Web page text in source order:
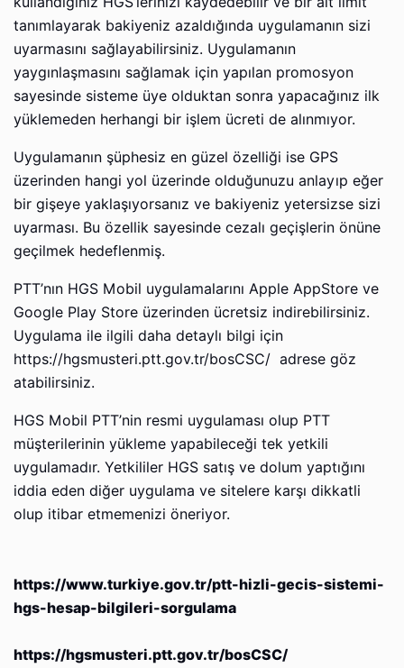
tanımlayarak bakiyeniz azaldığında uygulamanın sizi
uyarmasını sağlayabilirsiniz. Uygulamanın
yaygınlaşmasını sağlamak için yapılan promosyon
sayesinde sisteme üye olduktan sonra yapacağınız ilk
yüklemeden herhangi bir işlem ücreti de alınmıyor.
Uygulamanın şüphesiz en güzel özelliği ise GPS
üzerinden hangi yol üzerinde olduğunuzu anlayıp eğer
bir gişeye yaklaşıyorsanız ve bakiyeniz yetersizse sizi
uyarması. Bu özellik sayesinde cezalı geçişlerin önüne
geçilmek hedeflenmiş.
PTT’nın HGS Mobil uygulamalarını Apple AppStore ve
Google Play Store üzerinden ücretsiz indirebilirsiniz.
Uygulama ile ilgili daha detaylı bilgi için
https://hgsmusteri.ptt.gov.tr/bosCSC/ adrese göz
atabilirsiniz.
HGS Mobil PTT’nin resmi uygulaması olup PTT
müşterilerinin yükleme yapabileceği tek yetkili
uygulamadır. Yetkililer HGS satış ve dolum yaptığını
iddia eden diğer uygulama ve sitelere karşı dikkatli
olup itibar etmemenizi öneriyor.
https://www.turkiye.gov.tr/ptt-hizli-gecis-sistemi-
hgs-hesap-bilgileri-sorgulama
https://hgsmusteri.ptt.gov.tr/bosCSC/